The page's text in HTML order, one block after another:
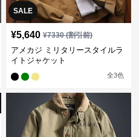
SALE
¥5,640 ¥7330(割引前)
アメカジ ミリタリースタイルラ
イトジャケット
全3色